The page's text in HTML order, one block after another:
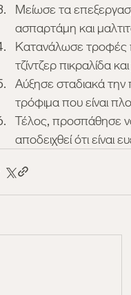
Μείωσε τα
ασπαρτάμη και
Κατανάλωσε τροφές
τζίντζερ πικραλίδα
Αύξησε σταδιακά
τρόφιμα που είναι
Τέλος, προσπάθησε
αποδειχθεί ότι είναι